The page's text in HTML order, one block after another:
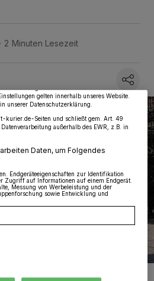
2 Minuten Lesezeit
für die unter „Wir und unsere
gelten innerhalb unseres Website.
unserer Datenschutzerklärung.
kurier.de-Seiten und schließt gem. Art. 49
außerhalb des EWR, z.B. in
Daten, um Folgendes
Endgeräteeigenschaften zur Identifikation
Zugriff auf Informationen auf einem Endgerät.
Messung von Werbeleistung und der
sowie Entwicklung und